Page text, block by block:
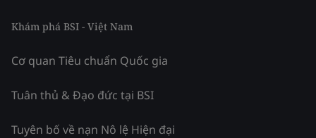
Khám phá BSI - Việt Nam
Cơ quan Tiêu chuẩn Quốc gia
Tuân thủ & Đạo đức tại BSI
Tuyên bố về nạn Nô lệ Hiện đại